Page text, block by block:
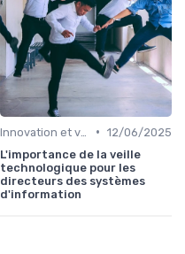
• 12/06/2025
L'importance de la veille
technologique pour les
directeurs des systèmes
d'information